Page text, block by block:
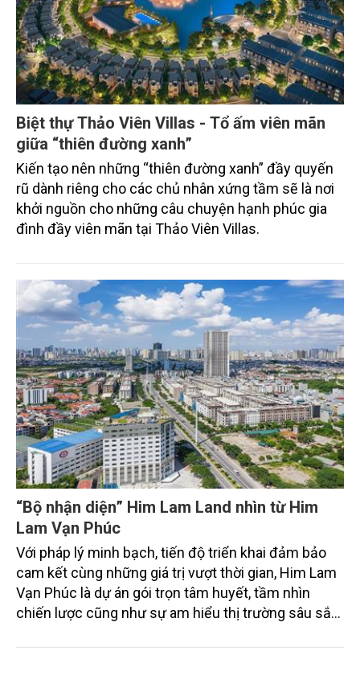
Biệt thự Thảo Viên Villas - Tổ ấm viên mãn
giữa “thiên đường xanh”
Kiến tạo nên những “thiên đường xanh” đầy quyến
rũ dành riêng cho các chủ nhân xứng tầm sẽ là nơi
khởi nguồn cho những câu chuyện hạnh phúc gia
đình đầy viên mãn tại Thảo Viên Villas.
“Bộ nhận diện” Him Lam Land nhìn từ Him
Lam Vạn Phúc
Với pháp lý minh bạch, tiến độ triển khai đảm bảo
cam kết cùng những giá trị vượt thời gian, Him Lam
Vạn Phúc là dự án gói trọn tâm huyết, tầm nhìn
chiến lược cũng như sự am hiểu thị trường sâu sắc